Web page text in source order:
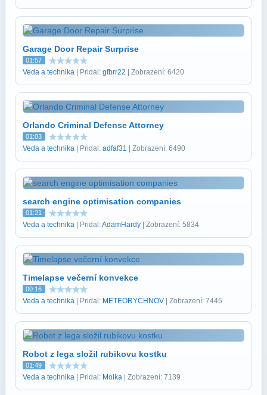
Garage Door Repair Surprise
01:57
Veda a technika | Pridal: gfbrr22 | Zobrazení: 6420
Orlando Criminal Defense Attorney
01:03
Veda a technika | Pridal: adfaf31 | Zobrazení: 6490
search engine optimisation companies
01:21
Veda a technika | Pridal:AdamHardy | Zobrazení: 5834
Timelapse večerní konvekce
00:16
Veda a technika | Pridal: METEORYCHNOV | Zobrazení: 7445
Robot z lega složil rubikovu kostku
01:49
Veda a technika | Pridal: Molka | Zobrazení: 7139